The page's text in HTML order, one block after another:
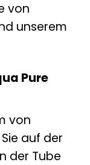
von
unserem
Pure
von
Sie auf der
der Tube